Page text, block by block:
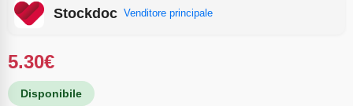
Stockdoc Venditore principale
5.30€
Disponibile